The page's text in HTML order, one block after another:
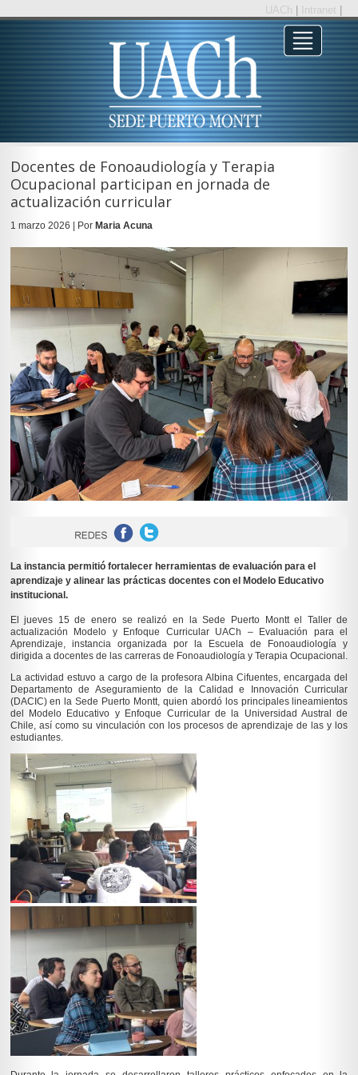
UACh Intranet
Docentes de Fonoaudiología y Terapia
Ocupacional participan en jornada de
actualización curricular
1 marzo 2026 | Por Maria Acuna
La instancia permitió fortalecer herramientas de evaluación para el
aprendizaje y alinear las prácticas docentes con el Modelo Educativo
institucional.
El jueves 15 de enero se realizó en la Sede Puerto Montt el Taller de
actualización Modelo y Enfoque Curricular UACh – Evaluación para el
Aprendizaje , instancia organizada por la Escuela de Fonoaudiología y
dirigida a docentes de las carreras de Fonoaudiología y Terapia Ocupacional.
La actividad estuvo a cargo de la profesora Albina Cifuentes, encargada del
Departamento de Aseguramiento de la Calidad e Innovación Curricular
(DACIC) en la Sede Puerto Montt, quien abordó los principales lineamientos
del Modelo Educativo y Enfoque Curricular de la Universidad Austral de
Chile, así como su vinculación con los procesos de aprendizaje de las y los
estudiantes.